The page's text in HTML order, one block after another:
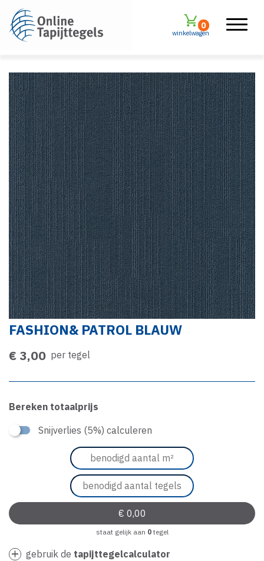
winkelwagen
0
FASHION& PATROL BLAUW
€ 3,00 per tegel
Bereken totaalprijs
Snijverlies (5%) calculeren
staat gelijk aan 0tegel
gebruik de tapijttegelcalculator